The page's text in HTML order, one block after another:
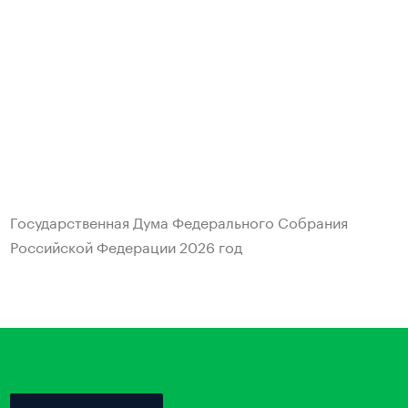
Государственная Дума Федерального Собрания
Российской Федерации 2026 год